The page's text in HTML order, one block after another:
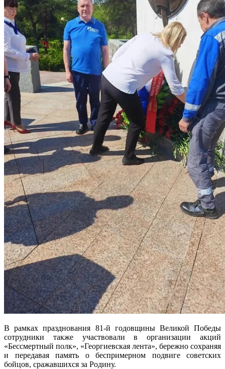
В рамках празднования 81-й годовщины Великой Победы
сотрудники также участвовали в организации акций
«Бессмертный полк», «Георгиевская лента», бережно сохраняя
и передавая память о беспримерном подвиге советских
бойцов, сражавшихся за Родину.